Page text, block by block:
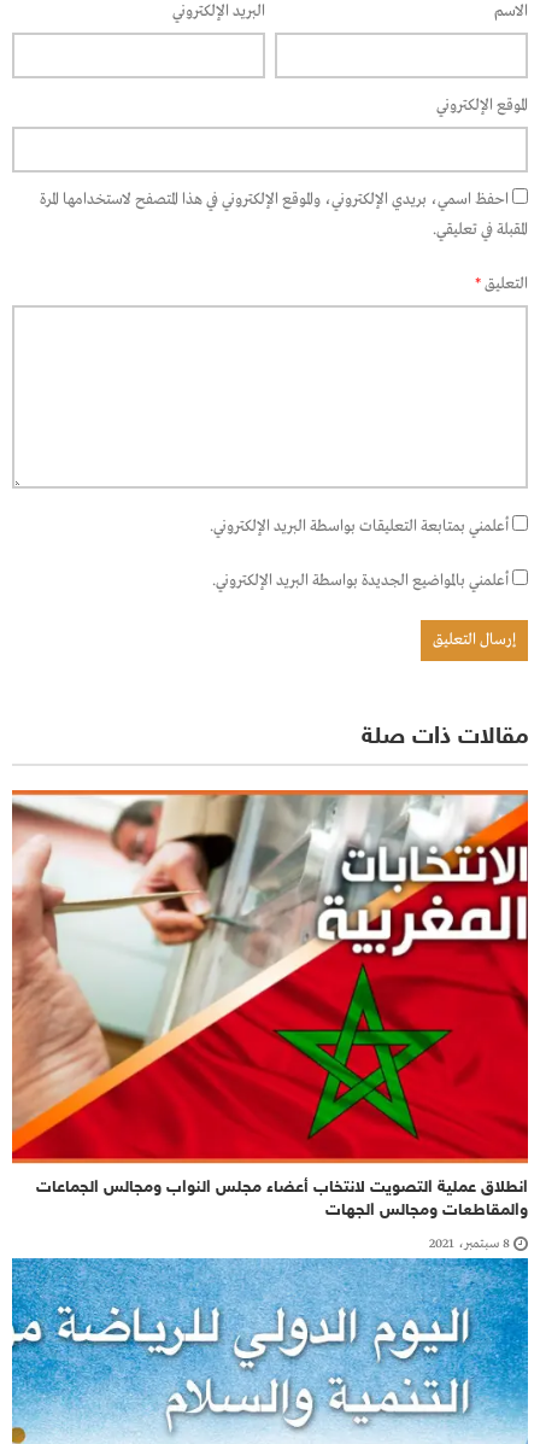
الاسم البريد الإلكتروني
الموقع الإلكتروني
احفظ اسمي، بريدي الإلكتروني، والموقع الإلكتروني في هذا المتصفح لاستخدامها المرة
المقبلة في تعليقي.
التعليق*
أعلمني بمتابعة التعليقات بواسطة البريد الإلكتروني.
أعلمني بالمواضيع الجديدة بواسطة البريد الإلكتروني.
مقالات ذات صلة
انطلاق عملية التصويت لانتخاب أعضاء مجلس النواب ومجالس الجماعات
والمقاطعات ومجالس الجهات
8 سبتمبر، 2021